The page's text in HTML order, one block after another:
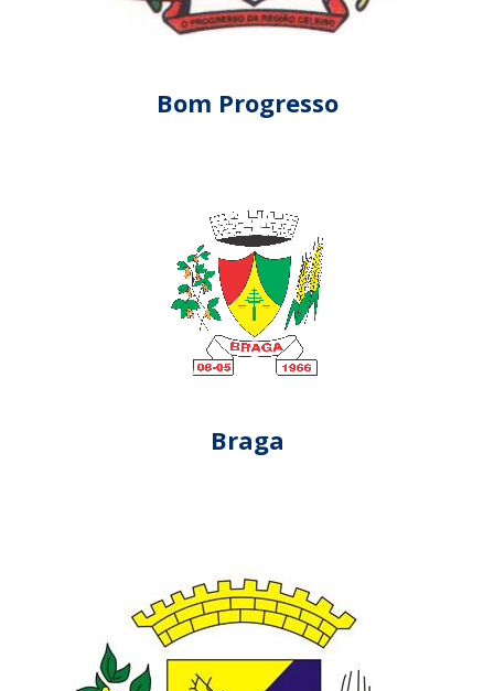
Bom Progresso
Braga